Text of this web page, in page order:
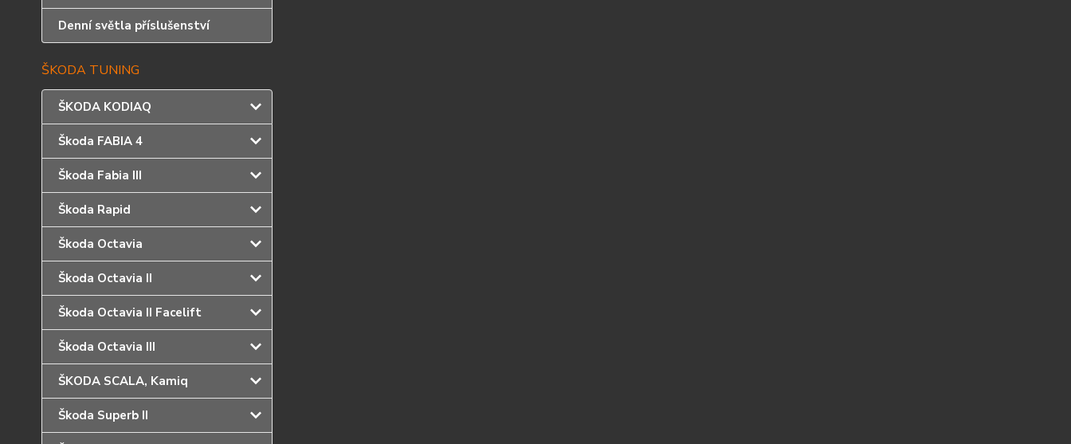
Denní světla příslušenství
ŠKODA TUNING
ŠKODA KODIAQ
Škoda FABIA 4
Škoda Fabia III
Škoda Rapid
Škoda Octavia
Škoda Octavia II
Škoda Octavia II Facelift
Škoda Octavia III
ŠKODA SCALA, Kamiq
Škoda Superb II